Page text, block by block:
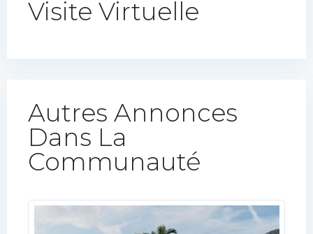
Visite Virtuelle
Autres Annonces
Dans La
Communauté​